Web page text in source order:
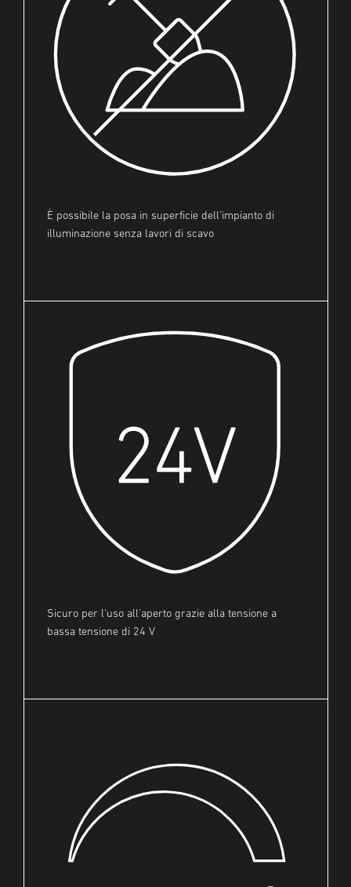
È possibile la posa in superficie dell'impianto di
illuminazione senza lavori di scavo
Sicuro per l'uso all'aperto grazie alla tensione a
bassa tensione di 24 V